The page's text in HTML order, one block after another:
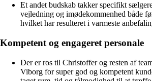
Et andet budskab takker specifikt
vejledning og imødekommenhed både
hvilket har resulteret i varmeste
Kompetent og engageret personale
Der er ros til Christoffer og resten af
Viborg for super god og kompetent